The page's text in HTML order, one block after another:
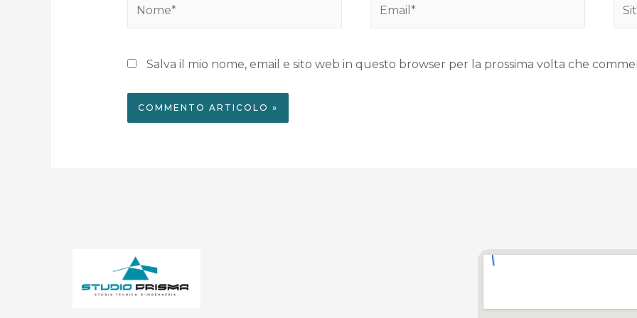
Salva il mio nome, email e sito web in questo browser per la prossima volta che